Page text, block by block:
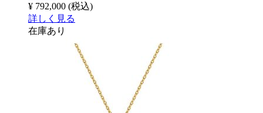
¥ 792,000 (税込)
詳しく見る
在庫あり